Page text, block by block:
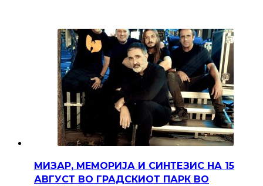
МИЗАР, МЕМОРИЈА И СИНТЕЗИС НА 15
АВГУСТ ВО ГРАДСКИОТ ПАРК ВО